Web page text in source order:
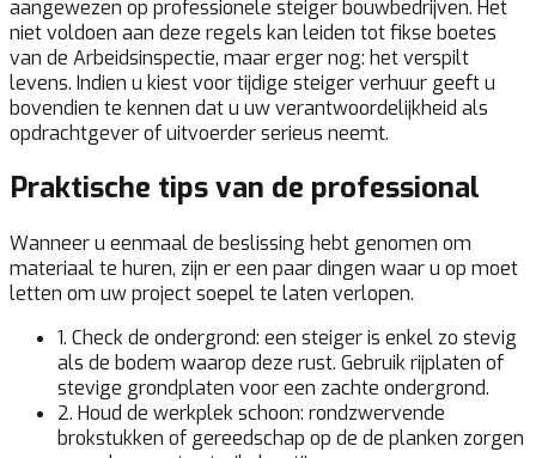
aangewezen op professionele steiger bouwbedrijven. Het
niet voldoen aan deze regels kan leiden tot fikse boetes
van de Arbeidsinspectie, maar erger nog: het verspilt
levens. Indien u kiest voor tijdige steiger verhuur geeft u
bovendien te kennen dat u uw verantwoordelijkheid als
opdrachtgever of uitvoerder serieus neemt.
Praktische tips van de professional
Wanneer u eenmaal de beslissing hebt genomen om
materiaal te huren, zijn er een paar dingen waar u op moet
letten om uw project soepel te laten verlopen.
1. Check de ondergrond: een steiger is enkel zo stevig
als de bodem waarop deze rust. Gebruik rijplaten of
stevige grondplaten voor een zachte ondergrond.
2. Houd de werkplek schoon: rondzwervende
brokstukken of gereedschap op de de planken zorgen